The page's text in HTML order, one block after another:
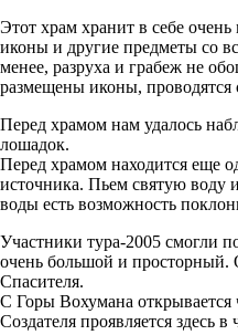
Этот храм хранит в себе
иконы и другие предметы со
менее, разруха и грабеж не
размещены иконы, проводятся
Перед храмом нам удалось
лошадок.
Перед храмом находится еще
источника. Пьем святую воду
воды есть возможность
Участники тура-2005 смогли
очень большой и просторный.
Спасителя.
С Горы Вохумана открывается
Создателя проявляется